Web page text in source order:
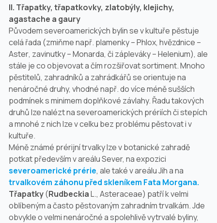
II. Třapatky, třapatkovky, zlatobýly, klejichy,
agastache a gaury
Původem severoamerických bylin se v kultuře pěstuje
celá řada (zmiňme např. plamenky –Phlox, hvězdnice –
Aster, zavinutky –Monarda, či zápleváky –Helenium), ale
stále je co objevovat a čím rozšiřovat sortiment. Mnoho
pěstitelů, zahradníků a zahrádkářů se orientuje na
nenáročné druhy, vhodné např. do více méně sušších
podmínek s minimem doplňkové závlahy. Řadu takových
druhů lze nalézt na severoamerických prériích či stepích
a mnohé z nich lze v celku bez problému pěstovat i v
kultuře.
Méně známé prérijní trvalky lze v botanické zahradě
potkat především v areálu Sever, na expozici
severoamerické prérie, ale také v areálu Jih a na
trvalkovém záhonu před skleníkem Fata Morgana.
Třapatky(RudbeckiaL., Asteraceae) patří k velmi
oblíbeným a často pěstovaným zahradním trvalkám. Jde
obvykle o velmi nenáročné a spolehlivě vytrvalé byliny,